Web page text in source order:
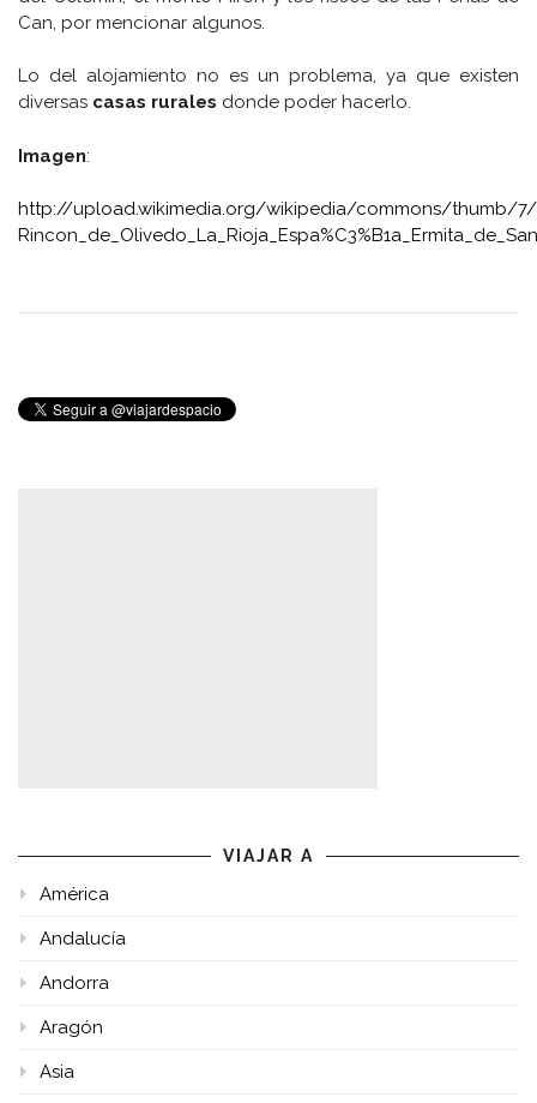
Can, por mencionar algunos.
Lo del alojamiento no es un problema, ya que existen
diversas casas rurales donde poder hacerlo.
Imagen:
http://upload.wikimedia.org/wikipedia/commons/thumb/7/
VIAJAR A
América
Andalucía
Andorra
Aragón
Asia